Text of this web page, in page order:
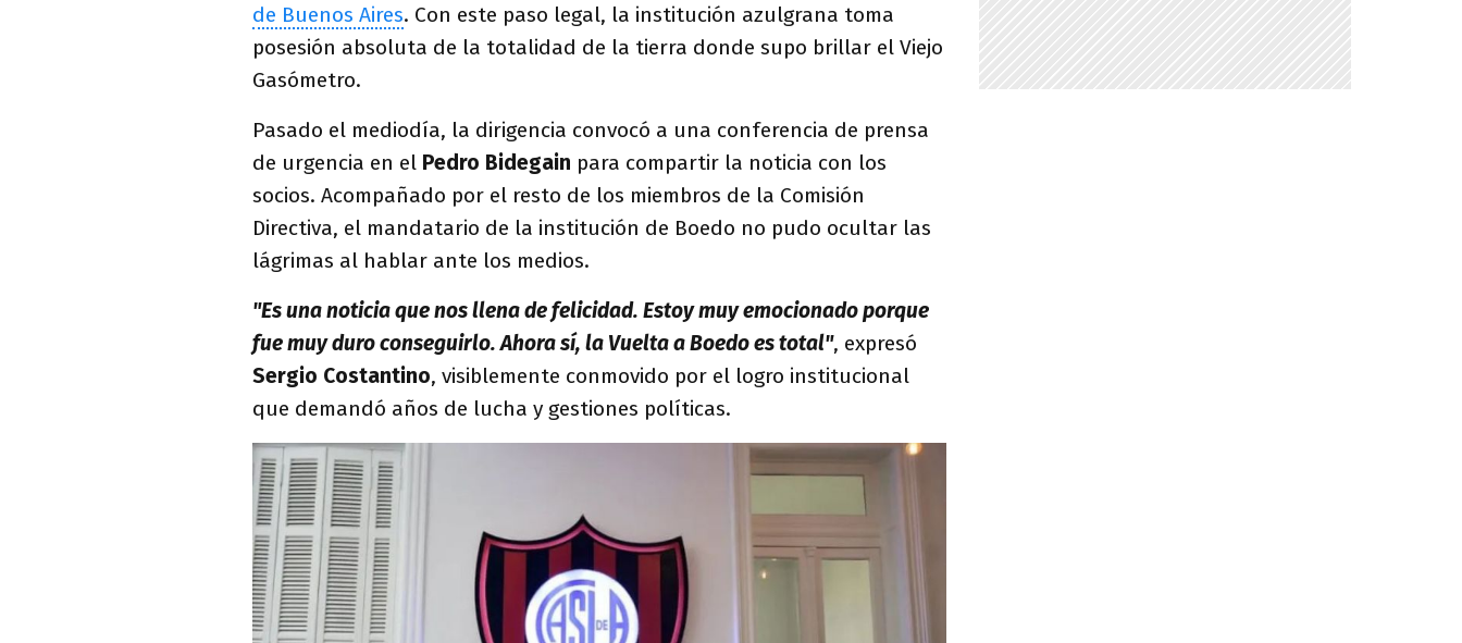
de Buenos Aires. Con este paso legal, la institución azulgrana toma
posesión absoluta de la totalidad de la tierra donde supo brillar el Viejo
Gasómetro.
Pasado el mediodía, la dirigencia convocó a una conferencia de prensa
de urgencia en el Pedro Bidegain para compartir la noticia con los
socios. Acompañado por el resto de los miembros de la Comisión
Directiva, el mandatario de la institución de Boedo no pudo ocultar las
lágrimas al hablar ante los medios.
"Es una noticia que nos llena de felicidad. Estoy muy emocionado porque
fue muy duro conseguirlo. Ahora sí, la Vuelta a Boedo es total", expresó
Sergio Costantino, visiblemente conmovido por el logro institucional
que demandó años de lucha y gestiones políticas.